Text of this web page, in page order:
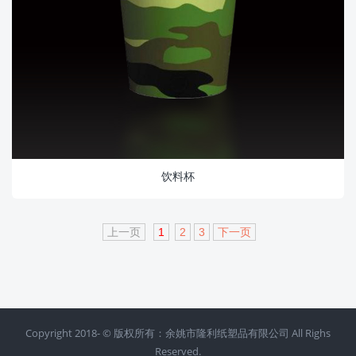
饮料杯
上一页 1 2 3 下一页
Copyright 2018- © 版权所有：余姚市隆利纸塑品有限公司 All Righs
Reserved.